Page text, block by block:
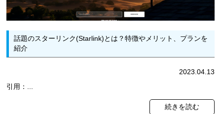
話題のスターリンク(Starlink)とは？特徴やメリット、プランを
紹介
2023.04.13
引用：...
続きを読む